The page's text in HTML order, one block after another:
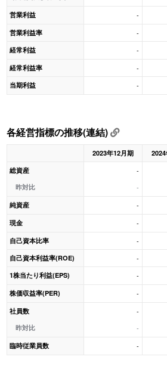
営業利益 -
営業利益率 -
経常利益 -
経常利益率 -
当期利益 -
各経営指標の推移(連結)
2023年12月期
総資産
昨対比
-
-
純資産 -
現金 -
自己資本比率 -
自己資本利益率(ROE) -
1株当たり利益(EPS) -
株価収益率(PER) -
社員数
昨対比
-
-
臨時従業員数 -